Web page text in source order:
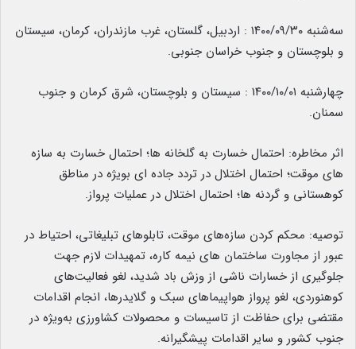
سه‌شنبه ۱۴۰۰/۰۹/۳۰ : اردبیل، گلستان، غرب مازندران، کرمان، سیستان
و بلوچستان و جنوب خراسان جنوبی.
چهارشنبه ۱۴۰۰/۱۰/۰۱ : سیستان و بلوچستان، شرق کرمان و جنوب
سمنان.
اثر مخاطره: احتمال خسارت به گلخانه ها؛ احتمال خسارت به سازه
های موقت؛ احتمال اختلال در تردد جاده ای بویژه در مناطق
کوهستانی و گردنه ها؛ احتمال اختلال در عملیات پرواز.
توصیه: محکم کردن سازه‌های موقت، تابلوهای تبلیغاتی، احتیاط در
عبور از مجاورت ساختمان های نیمه کاره، تمهیدات لازم جهت
جلوگیری از خسارات ناشی از وزش باد شدید، لغو فعالیت‌های
کوهنوردی، لغو پرواز هواپیماهای سبک و گلایدرها، انجام اقدامات
مقتضی برای حفاظت از تاسیسات و محصولات کشاورزی به‌ویژه در
جنوب کشور و سایر اقدامات پیشگیرانه.